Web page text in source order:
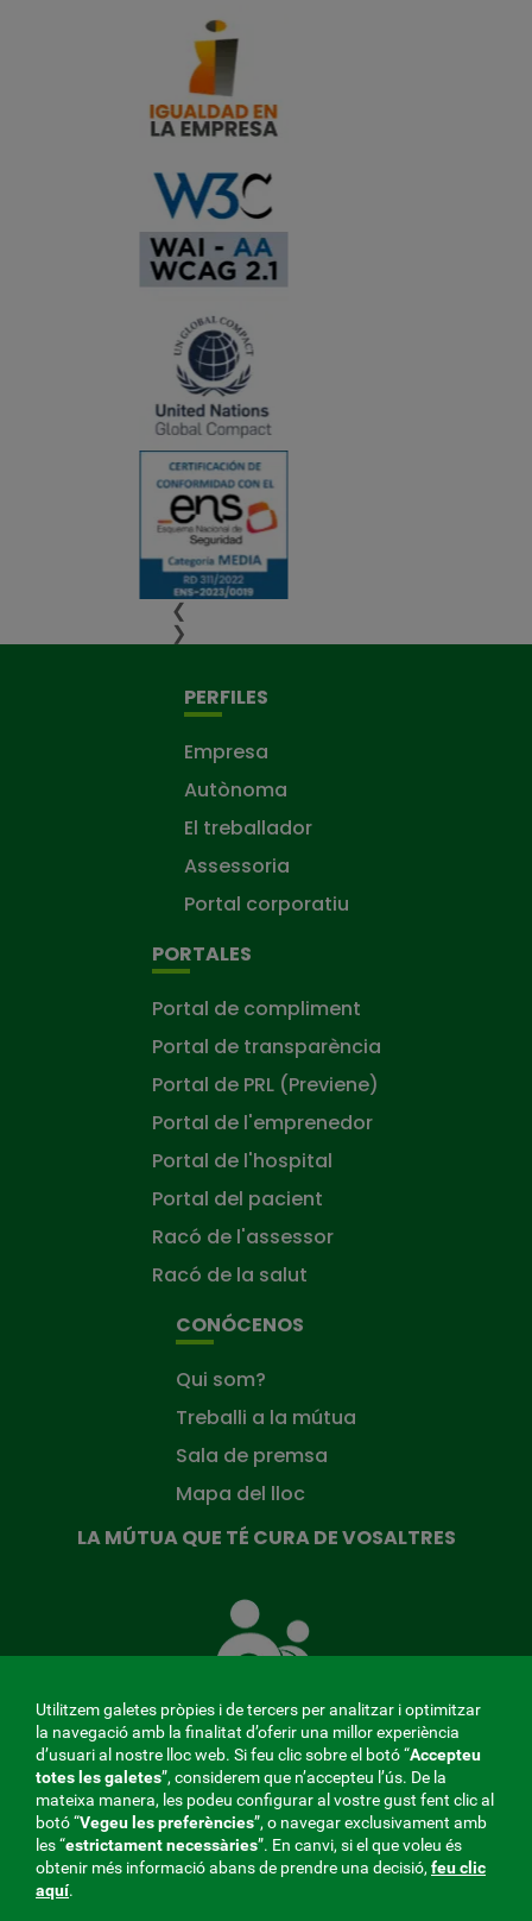
❮
❯
PERFILES
Empresa
Autònoma
El treballador
Assessoria
Portal corporatiu
PORTALES
Portal de compliment
Portal de transparència
Portal de PRL (Previene)
Portal de l'emprenedor
Portal de l'hospital
Portal del pacient
Racó de l'assessor
Racó de la salut
CONÓCENOS
Qui som?
Treballi a la mútua
Sala de premsa
Mapa del lloc
LA MÚTUA QUE TÉ CURA DE VOSALTRES
Mútua
que
de
tu
MENÚ
REDES
Utilitzem galetes pròpies i de tercers per analitzar i optimitzar
la navegació amb la finalitat d’oferir una millor experiència
d’usuari al nostre lloc web. Si feu clic sobre el botó “Accepteu
totes les galetes”, considerem que n’accepteu l’ús. De la
mateixa manera, les podeu configurar al vostre gust fent clic al
botó “Vegeu les preferències”, o navegar exclusivament amb
les “estrictamentnecessàries”. En canvi, si el que voleu és
obtenir més informació abans de prendre una decisió, feu clic
aquí.